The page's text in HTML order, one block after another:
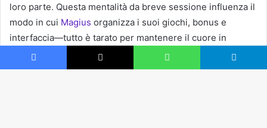
loro parte. Questa mentalità da breve sessione influenza il
modo in cui Magius organizza i suoi giochi, bonus e
interfaccia—tutto è tarato per mantenere il cuore in
movimento.
Facebook X WhatsApp Telegram